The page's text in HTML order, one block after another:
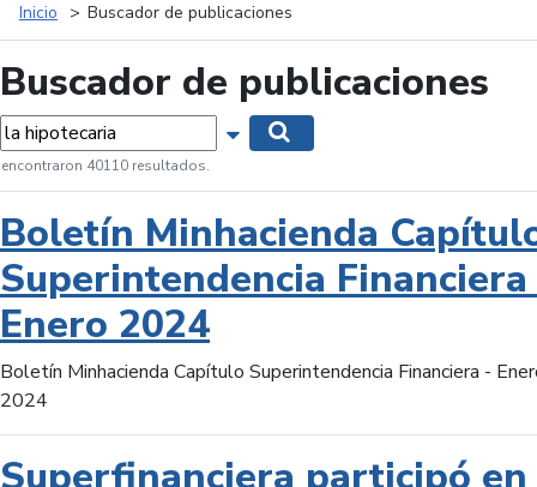
Inicio Buscador de publicaciones
Buscador de publicaciones
Mostrar opciones de búsqueda
encontraron 40110 resultados.
Boletín Minhacienda
Superintendencia
Enero 2024
Boletín Minhacienda Capítulo Superintendencia Financiera -
2024